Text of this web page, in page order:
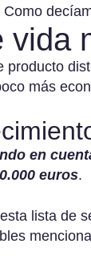
vida
producto
más
en
euros.
lista de